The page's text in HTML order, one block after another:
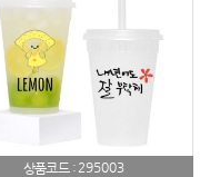
상품코드 :295003